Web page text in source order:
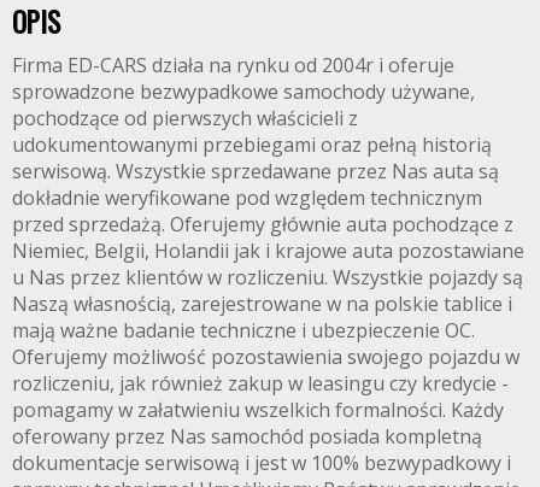
OPIS
Firma ED-CARS działa na rynku od 2004r i oferuje
sprowadzone bezwypadkowe samochody używane,
pochodzące od pierwszych właścicieli z
udokumentowanymi przebiegami oraz pełną historią
serwisową. Wszystkie sprzedawane przez Nas auta są
dokładnie weryfikowane pod względem technicznym
przed sprzedażą. Oferujemy głównie auta pochodzące z
Niemiec, Belgii, Holandii jak i krajowe auta pozostawiane
u Nas przez klientów w rozliczeniu. Wszystkie pojazdy są
Naszą własnością, zarejestrowane w na polskie tablice i
mają ważne badanie techniczne i ubezpieczenie OC.
Oferujemy możliwość pozostawienia swojego pojazdu w
rozliczeniu, jak również zakup w leasingu czy kredycie -
pomagamy w załatwieniu wszelkich formalności. Każdy
oferowany przez Nas samochód posiada kompletną
dokumentacje serwisową i jest w 100% bezwypadkowy i